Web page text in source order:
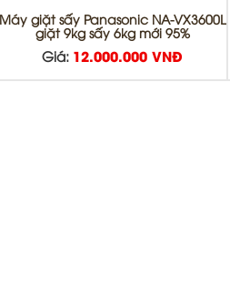
Máy giặt sấy Panasonic NA-VX3600L
giặt 9kg sấy 6kg mới 95%
Giá: 12.000.000 VNĐ